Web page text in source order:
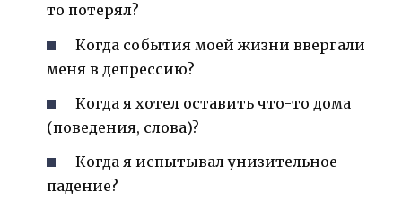
то потерял?
Когда события моей жизни ввергали
меня в депрессию?
Когда я хотел оставить что-то дома
(поведения, слова)?
Когда я испытывал унизительное
падение?